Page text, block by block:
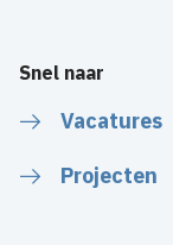
Snel naar
Vacatures
Projecten